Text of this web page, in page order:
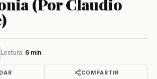
(Por Claudio
Lectura: 6 min
COMPARTIR